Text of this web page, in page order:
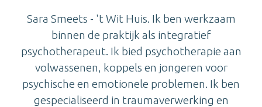
Sara Smeets - 't Wit Huis. Ik ben werkzaam
binnen de praktijk als integratief
psychotherapeut. Ik bied psychotherapie aan
volwassenen, koppels en jongeren voor
psychische en emotionele problemen. Ik ben
gespecialiseerd in traumaverwerking en